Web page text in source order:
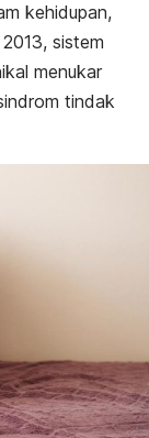
kehidupan,
sistem
menukar
tindak